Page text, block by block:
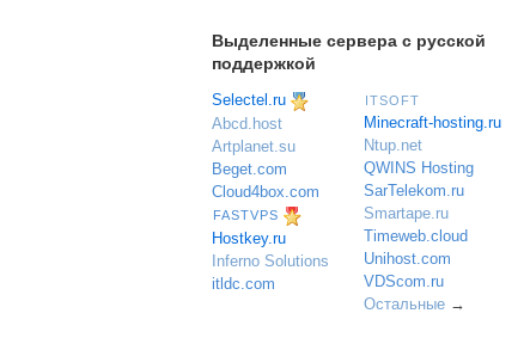
Выделенные сервера с русской
поддержкой
Selectel.ru
Abcd.host
Artplanet.su
Beget.com
Cloud4box.com
FASTVPS
Hostkey.ru
Inferno Solutions
itldc.com
ITSOFT
Minecraft-hosting.ru
Ntup.net
QWINS Hosting
SarTelekom.ru
Smartape.ru
Timeweb.cloud
Unihost.com
VDScom.ru
Остальные →